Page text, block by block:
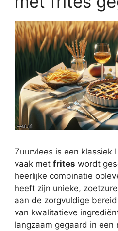
Zuurvlees is een klassiek
vaak met frites wordt
heerlijke combinatie
heeft zijn unieke,
aan de zorgvuldige
van kwalitatieve
langzaam gegaard in een